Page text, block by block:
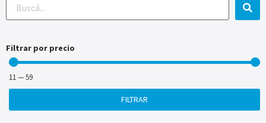
Filtrar por precio
11—59
FILTRAR